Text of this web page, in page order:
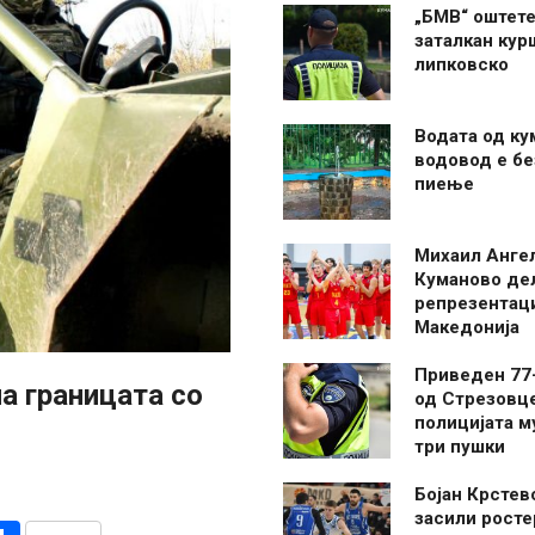
границата со
„БМВ“
заталкан
липковско
Водата од
водовод е
пиење
Михаил
Куманово
Македонија
Приведен
од
полицијата
три пушки
Бојан
засили